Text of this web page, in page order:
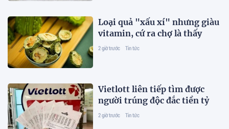
Loại quả "xấu xí" nhưng giàu
vitamin, cứ ra chợ là thấy
2 giờ trước Tin tức
Vietlott liên tiếp tìm được
người trúng độc đắc tiền tỷ
2 giờ trước Tin tức